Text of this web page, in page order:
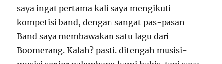
saya ingat pertama kali saya mengikuti
kompetisi band, dengan sangat pas-pasan
Band saya membawakan satu lagu dari
Boomerang. Kalah? pasti. ditengah musisi-